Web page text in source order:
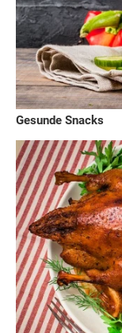
Gesunde Snacks